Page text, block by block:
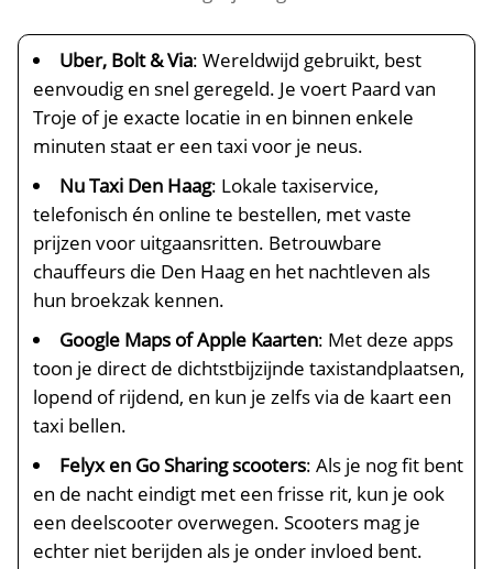
Uber, Bolt & Via: Wereldwijd gebruikt, best
eenvoudig en snel geregeld. Je voert Paard van
Troje of je exacte locatie in en binnen enkele
minuten staat er een taxi voor je neus.
Nu Taxi Den Haag: Lokale taxiservice,
telefonisch én online te bestellen, met vaste
prijzen voor uitgaansritten. Betrouwbare
chauffeurs die Den Haag en het nachtleven als
hun broekzak kennen.
Google Maps of Apple Kaarten: Met deze apps
toon je direct de dichtstbijzijnde taxistandplaatsen,
lopend of rijdend, en kun je zelfs via de kaart een
taxi bellen.
Felyx en Go Sharing scooters: Als je nog fit bent
en de nacht eindigt met een frisse rit, kun je ook
een deelscooter overwegen. Scooters mag je
echter niet berijden als je onder invloed bent.